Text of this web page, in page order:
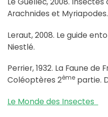
Arachnides et Myriapodes.
Leraut, 2008. Le guide
Niestlé.
Perrier, 1932. La Faune de
Coléoptères 2ème partie.
Le Monde des Insectes